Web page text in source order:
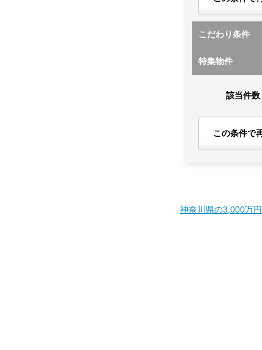
こだわり条件
特集物件
該当件数
この条件で
神奈川県の3,000万